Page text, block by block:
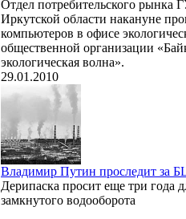
Отдел потребительского рынка
Иркутской области накануне
компьютеров в офисе
общественной организации
экологическая волна».
29.01.2010
Владимир Путин проследит за
Дерипаска просит еще три года
замкнутого водооборота